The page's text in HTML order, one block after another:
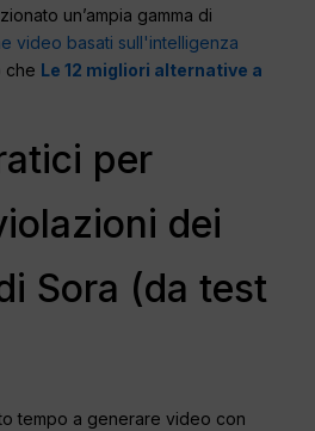
un’ampia gamma di
video basati sull'intelligenza
che Le 12 migliori alternative a
per
dei
Sora (da test
tempo a generare video con